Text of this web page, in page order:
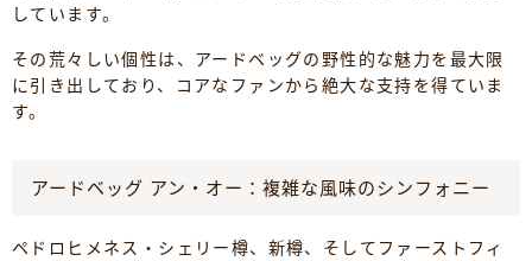
しています。
その荒々しい個性は、アードベッグの野性的な魅力を最大限
に引き出しており、コアなファンから絶大な支持を得ていま
す。
アードベッグ アン・オー：複雑な風味のシンフォニー
ペドロヒメネス・シェリー樽、新樽、そしてファーストフィ